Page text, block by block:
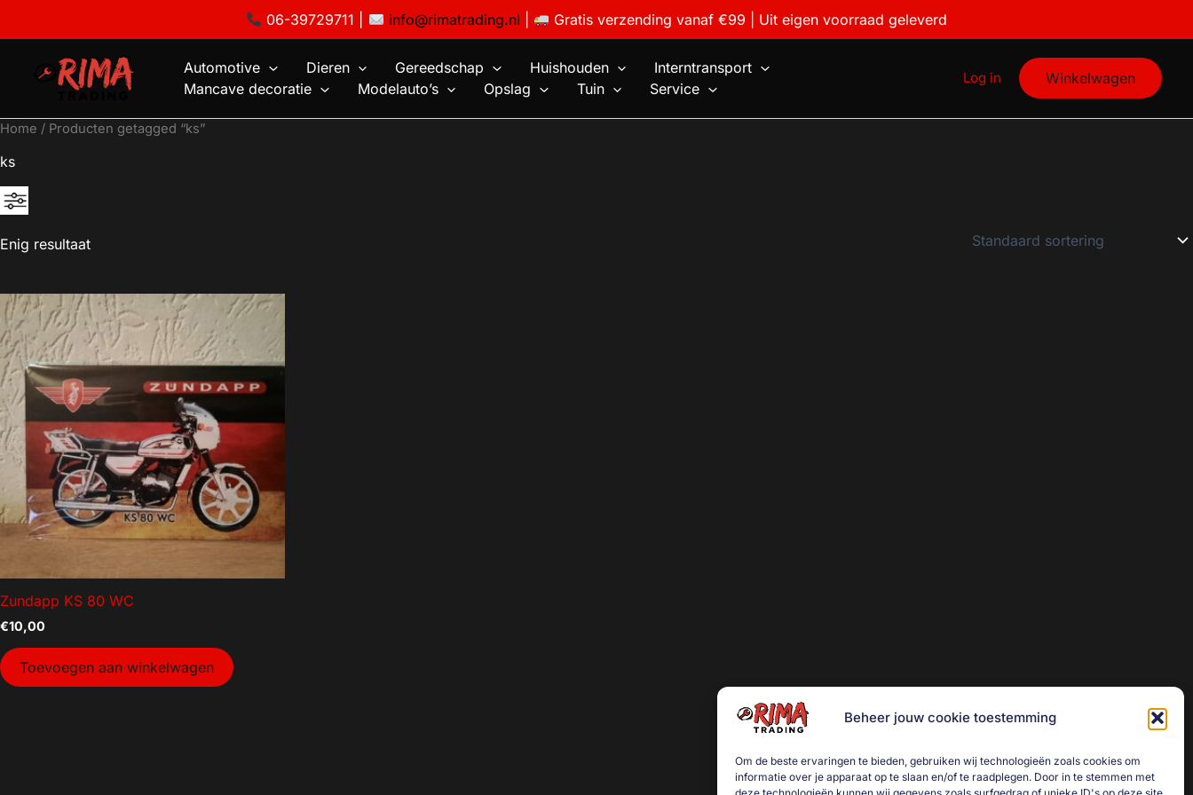
06-39729711 | info@rimatrading.nl Gratis verzending vanaf €99 | Uit eigen voorraad geleverd
Beheer jouw cookie toestemming
Om de beste ervaringen te bieden, gebruiken wij technologieën zoals cookies om
informatie over je apparaat op te slaan en/of te raadplegen. Door in te stemmen met
inhoud
Automotive Dieren Gereedschap Huishouden
Interntransport
Mancave decoratie
Modelauto’s Opslag Tuin Service
Log in Winkelwagen
Home / Producten getagged “ks”
ks
Geen categorie
Mancave decoratie
Modelauto's
Aanhanger onderdelen
Afzetmateriaal
Automotive
Bakken
Bakken gebruikt
Elektra
Goederenvervoer
Enig resultaat
Zundapp KS 80 WC
€10,00
Toevoegen aan winkelwagen